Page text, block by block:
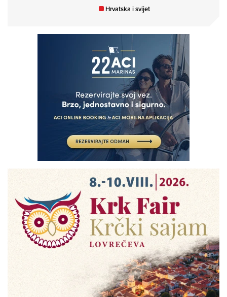
Hrvatska i svijet